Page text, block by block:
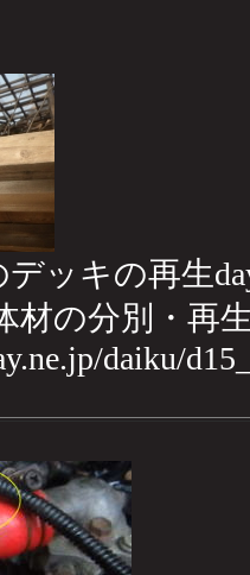
デッキの再生
材の分別・再
daiku/